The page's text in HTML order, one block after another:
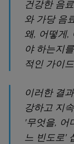
건강한 음
와 가당 음
왜, 어떻게,
야 하는지
적인 가이
이러한 결
강하고 지
'무엇을, 어
느 빈도로'